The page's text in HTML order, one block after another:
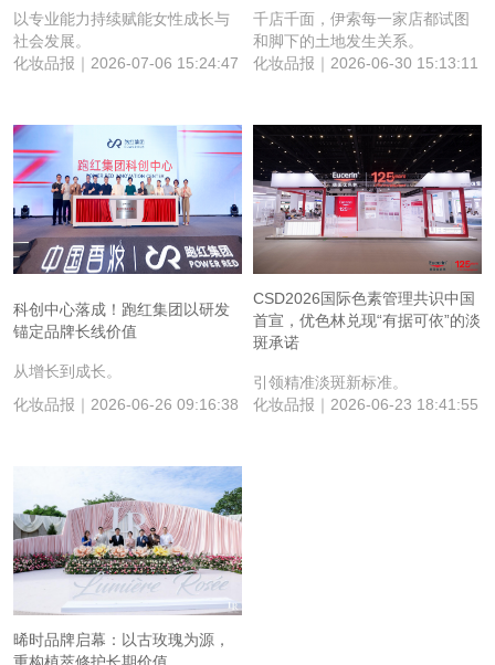
以专业能力持续赋能女性成长与
社会发展。
化妆品报｜2026-07-06 15:24:47
千店千面，伊索每一家店都试图
和脚下的土地发生关系。
化妆品报｜2026-06-30 15:13:11
科创中心落成！跑红集团以研发
锚定品牌长线价值
从增长到成长。
化妆品报｜2026-06-26 09:16:38
CSD2026国际色素管理共识中国
首宣，优色林兑现“有据可依”的淡
斑承诺
引领精准淡斑新标准。
化妆品报｜2026-06-23 18:41:55
晞时品牌启幕：以古玫瑰为源，